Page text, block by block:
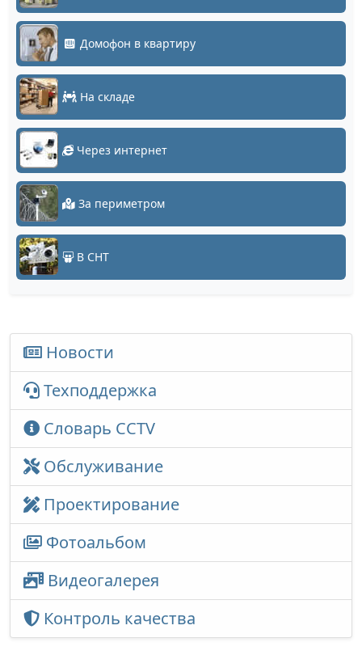
Домофон в квартиру
На складе
Через интернет
За периметром
В СНТ
Новости
Техподдержка
Словарь CCTV
Обслуживание
Проектирование
Фотоальбом
Видеогалерея
Контроль качества